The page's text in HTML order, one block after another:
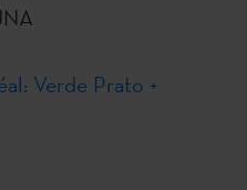
Verde Prato +